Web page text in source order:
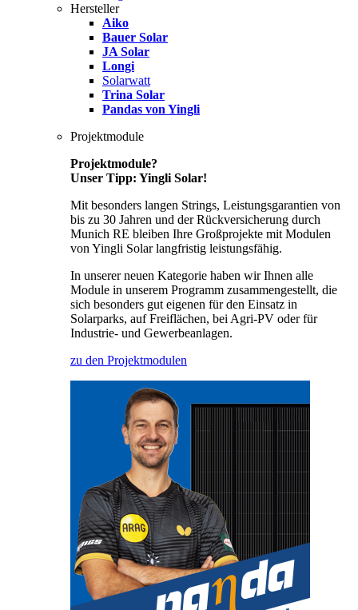
Hersteller
Aiko
Bauer Solar
JA Solar
Longi
Solarwatt
Trina Solar
Pandas von Yingli
Projektmodule
Projektmodule?
Unser Tipp: Yingli Solar!
Mit besonders langen Strings, Leistungsgarantien von
bis zu 30 Jahren und der Rückversicherung durch
Munich RE bleiben Ihre Großprojekte mit Modulen
von Yingli Solar langfristig leistungsfähig.
In unserer neuen Kategorie haben wir Ihnen alle
Module in unserem Programm zusammengestellt, die
sich besonders gut eigenen für den Einsatz in
Solarparks, auf Freiflächen, bei Agri-PV oder für
Industrie- und Gewerbeanlagen.
zu den Projektmodulen